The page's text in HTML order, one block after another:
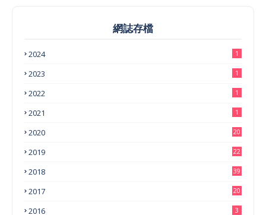
網誌存檔
2024 1
2023 1
2022 1
2021 1
2020 20
2019 22
2018 39
2017 20
2016 3